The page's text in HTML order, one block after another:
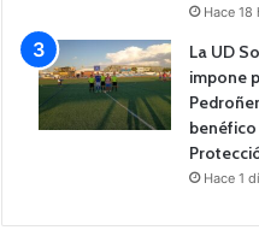
Hace 18
La UD
impone
Hace 1